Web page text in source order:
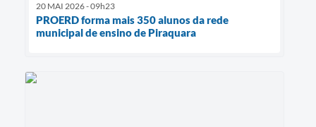
20 MAI 2026 - 09h23
PROERD forma mais 350 alunos da rede
municipal de ensino de Piraquara